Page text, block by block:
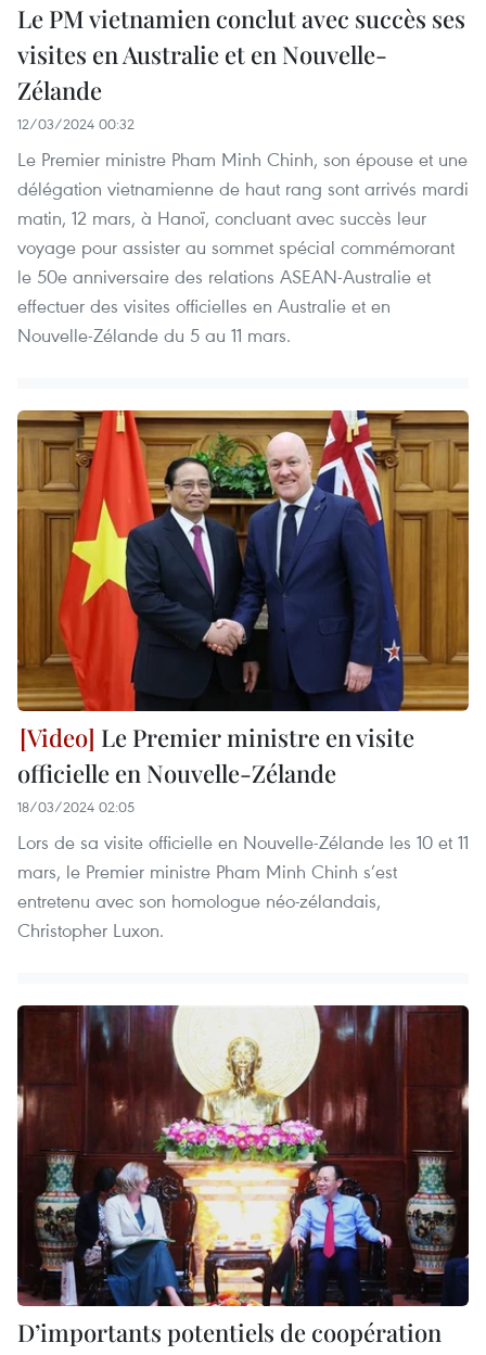
Le PM vietnamien conclut avec succès ses
visites en Australie et en Nouvelle-
Zélande
12/03/2024 00:32
Le Premier ministre Pham Minh Chinh, son épouse et une
délégation vietnamienne de haut rang sont arrivés mardi
matin, 12 mars, à Hanoï, concluant avec succès leur
voyage pour assister au sommet spécial commémorant
le 50e anniversaire des relations ASEAN-Australie et
effectuer des visites officielles en Australie et en
Nouvelle-Zélande du 5 au 11 mars.
Le Premier ministre en visite
officielle en Nouvelle-Zélande
18/03/2024 02:05
Lors de sa visite officielle en Nouvelle-Zélande les 10 et 11
mars, le Premier ministre Pham Minh Chinh s’est
entretenu avec son homologue néo-zélandais,
Christopher Luxon.
D’importants potentiels de coopération